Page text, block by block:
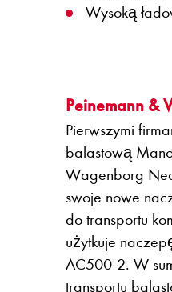
Wysoką
Peinemann &
Pierwszymi
balastową
Wagenborg
swoje nowe
do transportu
użytkuje
AC500-2. W
transportu